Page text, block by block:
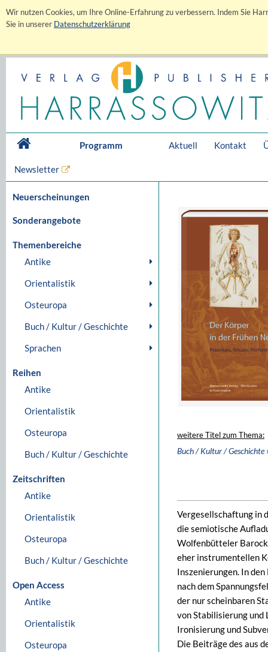
Wir nutzen Cookies, um Ihre Online-Erfahrung zu verbessern. Indem Sie
Sie in unserer Datenschutzerklärung
Programm Aktuell Kontakt
Newsletter
Neuerscheinungen
Sonderangebote
Themenbereiche
Antike
Orientalistik
Osteuropa
Buch / Kultur / Geschichte
Sprachen
Reihen
Antike
Orientalistik
Osteuropa
Buch / Kultur / Geschichte
Zeitschriften
Antike
Orientalistik
Osteuropa
Buch / Kultur / Geschichte
Open Access
Antike
Orientalistik
Osteuropa
weitere Titel zum Thema:
Buch / Kultur / Geschichte
Vergesellschaftung in
die semiotische
Wolfenbütteler
eher instrumentellen
Inszenierungen. In
nach dem
der nur scheinbaren
von Stabilisierung und
Ironisierung und
Die Beiträge des aus